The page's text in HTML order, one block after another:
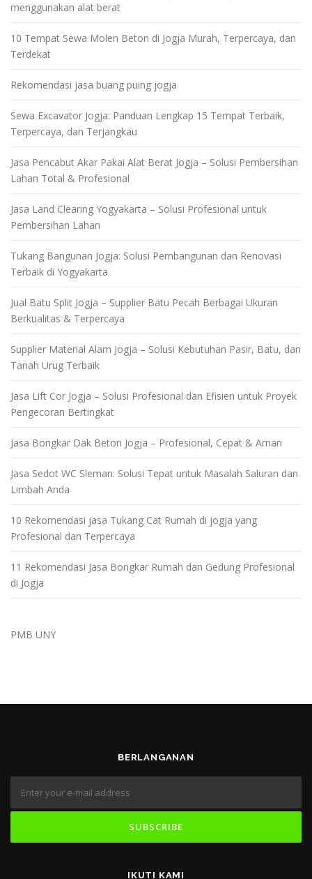
menggunakan alat berat
10 Tempat Sewa Molen Beton di Jogja Murah, Terpercaya, dan
Terdekat
Rekomendasi jasa buang puing jogja
Sewa Excavator Jogja: Panduan Lengkap 15 Tempat Terbaik,
Terpercaya, dan Terjangkau
Jasa Pencabut Akar Pakai Alat Berat Jogja – Solusi Pembersihan
Lahan Total & Profesional
Jasa Land Clearing Yogyakarta – Solusi Profesional untuk
Pembersihan Lahan
Tukang Bangunan Jogja: Solusi Pembangunan dan Renovasi
Terbaik di Yogyakarta
Jual Batu Split Jogja – Supplier Batu Pecah Berbagai Ukuran
Berkualitas & Terpercaya
Supplier Material Alam Jogja – Solusi Kebutuhan Pasir, Batu, dan
Tanah Urug Terbaik
Jasa Lift Cor Jogja – Solusi Profesional dan Efisien untuk Proyek
Pengecoran Bertingkat
Jasa Bongkar Dak Beton Jogja – Profesional, Cepat & Aman
Jasa Sedot WC Sleman: Solusi Tepat untuk Masalah Saluran dan
Limbah Anda
10 Rekomendasi jasa Tukang Cat Rumah di jogja yang
Profesional dan Terpercaya
11 Rekomendasi Jasa Bongkar Rumah dan Gedung Profesional
di Jogja
PMB UNY
BERLANGANAN
IKUTI KAMI